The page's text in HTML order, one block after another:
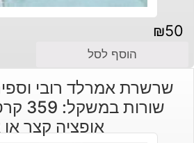
₪50
הוסף לסל
אופציה קצר או